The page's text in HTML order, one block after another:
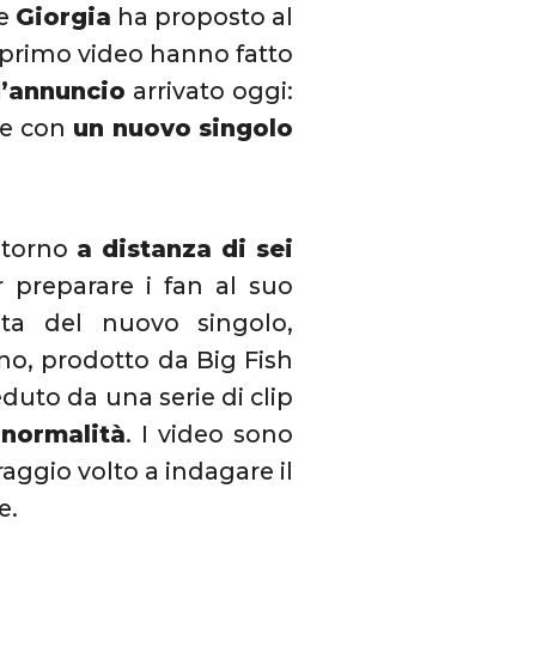
Giorgia ha proposto al
video hanno fatto
arrivato oggi:
con un nuovo singolo
a distanza di sei
preparare i fan al suo
del nuovo singolo,
prodotto da Big Fish
da una serie di clip
. I video sono
volto a indagare il